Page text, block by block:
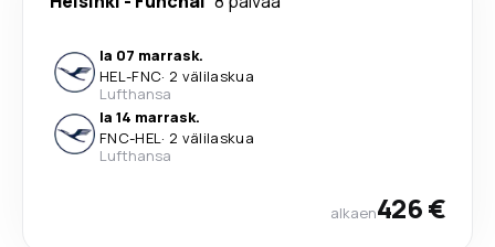
la 07 marrask.
HEL-FNC· 2 välilaskua
Lufthansa
la 14 marrask.
FNC-HEL· 2 välilaskua
Lufthansa
alkaen426 €